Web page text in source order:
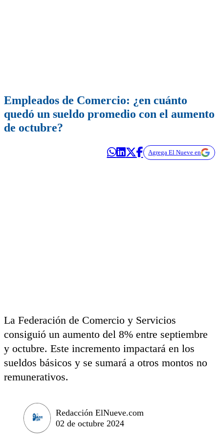
Empleados de Comercio: ¿en cuánto
quedó un sueldo promedio con el aumento
de octubre?
Agrega El Nueve en
La Federación de Comercio y Servicios
consiguió un aumento del 8% entre septiembre
y octubre. Este incremento impactará en los
sueldos básicos y se sumará a otros montos no
remunerativos.
Redacción ElNueve.com
02 de octubre 2024